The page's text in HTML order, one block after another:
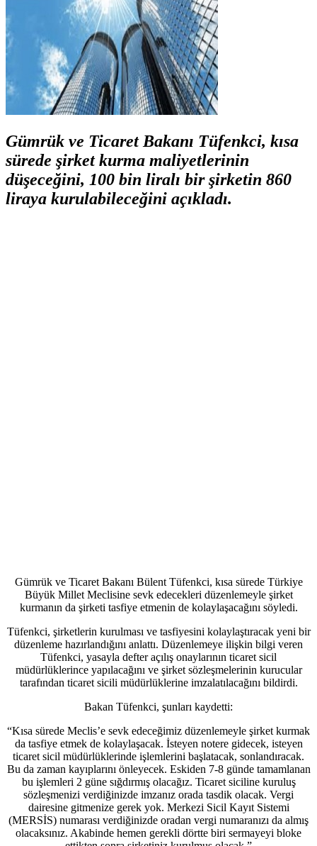
Gümrük ve Ticaret Bakanı Tüfenkci, kısa
sürede şirket kurma maliyetlerinin
düşeceğini, 100 bin liralı bir şirketin 860
liraya kurulabileceğini açıkladı.
Gümrük ve Ticaret Bakanı Bülent Tüfenkci, kısa sürede Türkiye
Büyük Millet Meclisine sevk edecekleri düzenlemeyle şirket
kurmanın da şirketi tasfiye etmenin de kolaylaşacağını söyledi.
Tüfenkci, şirketlerin kurulması ve tasfiyesini kolaylaştıracak yeni bir
düzenleme hazırlandığını anlattı. Düzenlemeye ilişkin bilgi veren
Tüfenkci, yasayla defter açılış onaylarının ticaret sicil
müdürlüklerince yapılacağını ve şirket sözleşmelerinin kurucular
tarafından ticaret sicili müdürlüklerine imzalatılacağını bildirdi.
Bakan Tüfenkci, şunları kaydetti:
“Kısa sürede Meclis’e sevk edeceğimiz düzenlemeyle şirket kurmak
da tasfiye etmek de kolaylaşacak. İsteyen notere gidecek, isteyen
ticaret sicil müdürlüklerinde işlemlerini başlatacak, sonlandıracak.
Bu da zaman kayıplarını önleyecek. Eskiden 7-8 günde tamamlanan
bu işlemleri 2 güne sığdırmış olacağız. Ticaret siciline kuruluş
sözleşmenizi verdiğinizde imzanız orada tasdik olacak. Vergi
dairesine gitmenize gerek yok. Merkezi Sicil Kayıt Sistemi
(MERSİS) numarası verdiğinizde oradan vergi numaranızı da almış
olacaksınız. Akabinde hemen gerekli dörtte biri sermayeyi bloke